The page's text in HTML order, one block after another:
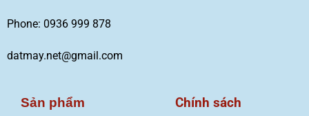
Phone: 0936 999 878
datmay.net@gmail.com
Sản phẩm Chính sách